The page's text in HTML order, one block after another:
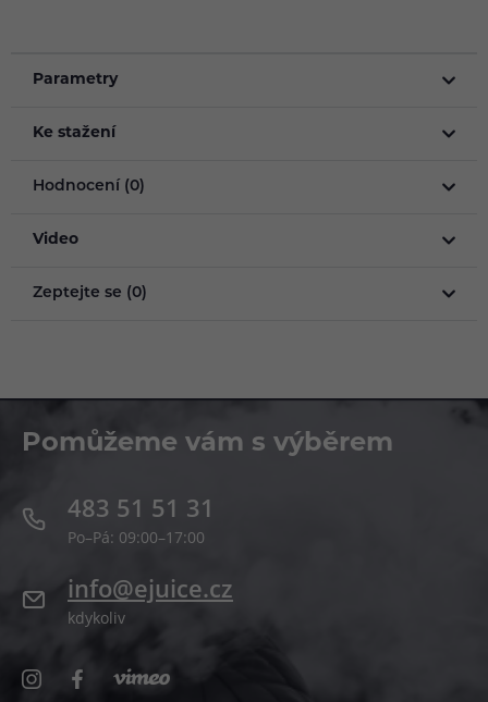
Parametry
Ke stažení
Hodnocení (0)
Video
Zeptejte se (0)
Pomůžeme vám s výběrem
483 51 51 31
Po–Pá: 09:00–17:00
info@ejuice.cz
kdykoliv